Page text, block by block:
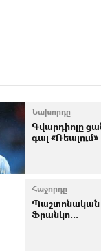
Նախորդը
Գվարդիոլը
գալ «Ռեալում»
Հաջորդը
Պաշտոնական
Ֆրանկո...